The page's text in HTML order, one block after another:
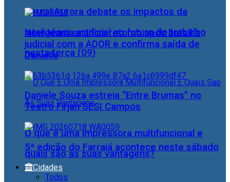
Jornal Aurora debate os impactos da
inteligência artificial no futuro do trabalho
nesta terça (09)
O que é uma impressora multifuncional e
quais são as suas vantagens?
NewJeans anuncia retorno após batalha
judicial com a ADOR e confirma saída de
Danielle
Daniele Souza estreia “Entre Brumas” no
Teatro Firjan SESI Campos
5ª edição do Farraiá acontece neste sábado
Cidades
Todos